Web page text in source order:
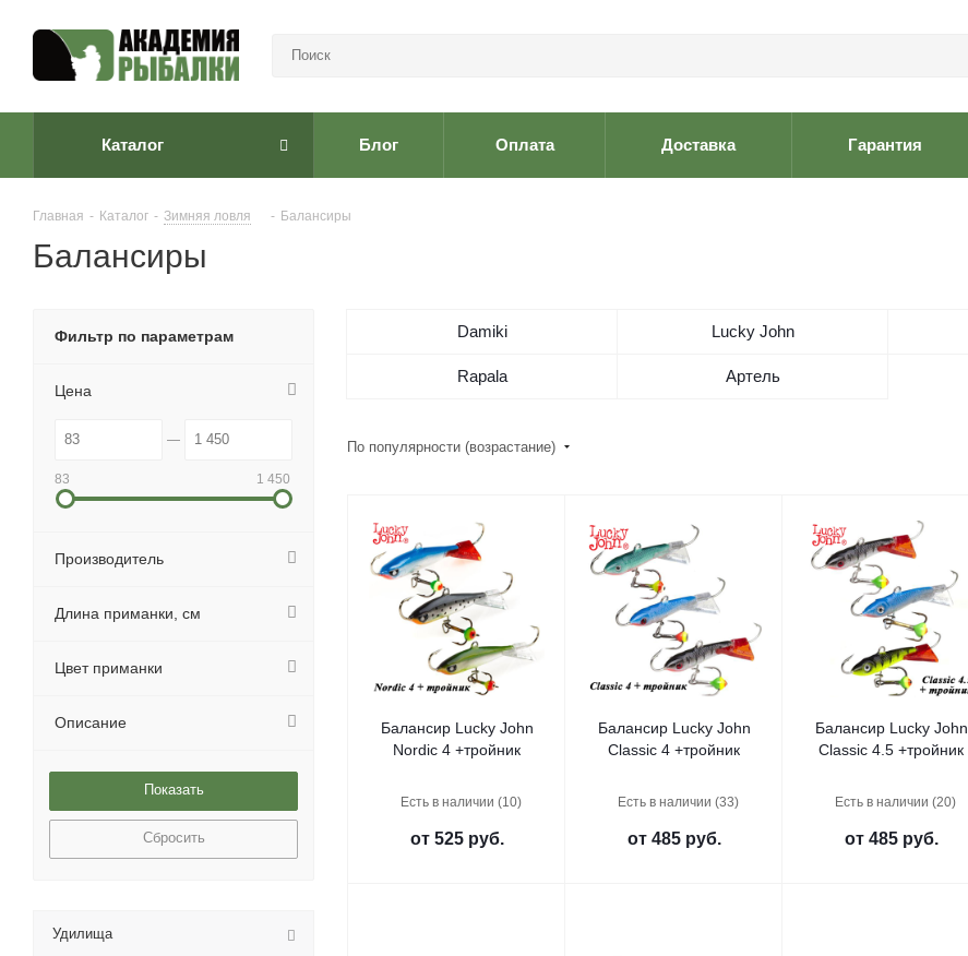
Каталог Блог Оплата Доставка Гарантия
Главная - Каталог - Зимняя ловля - Балансиры
Балансиры
Damiki Lucky John
Rapala Артель
По популярности (возрастание)
Балансир Lucky John
Nordic 4 +тройник
Есть в наличии (10)
от 525 руб.
Балансир Lucky John
Classic 4 +тройник
Есть в наличии (33)
от 485 руб.
Балансир Lucky John
Classic 4.5 +тройник
Есть в наличии (20)
от 485 руб.
Фильтр по параметрам
Цена
83 1 450
Производитель
Длина приманки, см
Цвет приманки
Описание
Сбросить
Удилища